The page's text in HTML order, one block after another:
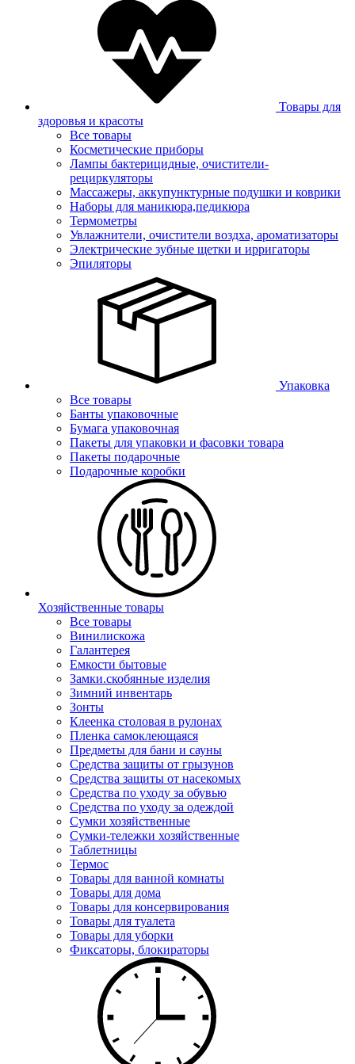
Товары для
здоровья и красоты
Все товары
Косметические приборы
Лампы бактерицидные, очистители-
рециркуляторы
Массажеры, аккупунктурные подушки и коврики
Наборы для маникюра,педикюра
Термометры
Увлажнители, очистители воздха, ароматизаторы
Электрические зубные щетки и ирригаторы
Эпиляторы
Упаковка
Все товары
Банты упаковочные
Бумага упаковочная
Пакеты для упаковки и фасовки товара
Пакеты подарочные
Подарочные коробки
Хозяйственные товары
Все товары
Винилискожа
Галантерея
Емкости бытовые
Замки.скобянные изделия
Зимний инвентарь
Зонты
Клеенка столовая в рулонах
Пленка самоклеющаяся
Предметы для бани и сауны
Средства защиты от грызунов
Средства защиты от насекомых
Средства по уходу за обувью
Средства по уходу за одеждой
Сумки хозяйственные
Сумки-тележки хозяйственные
Таблетницы
Термос
Товары для ванной комнаты
Товары для дома
Товары для консервирования
Товары для туалета
Товары для уборки
Фиксаторы, блокираторы